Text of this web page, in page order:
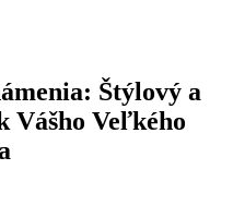
Štýlový a
Vášho Veľkého